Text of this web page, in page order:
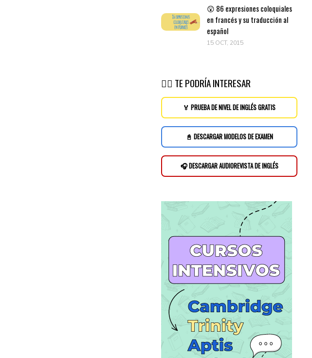
😲 86 expresiones coloquiales
en francés y su traducción al
español
15 OCT, 2015
👉🏽 TE PODRÍA INTERESAR
🏅 PRUEBA DE NIVEL DE INGLÉS GRATIS
📓 DESCARGAR MODELOS DE EXAMEN
🎧 DESCARGAR AUDIOREVISTA DE INGLÉS